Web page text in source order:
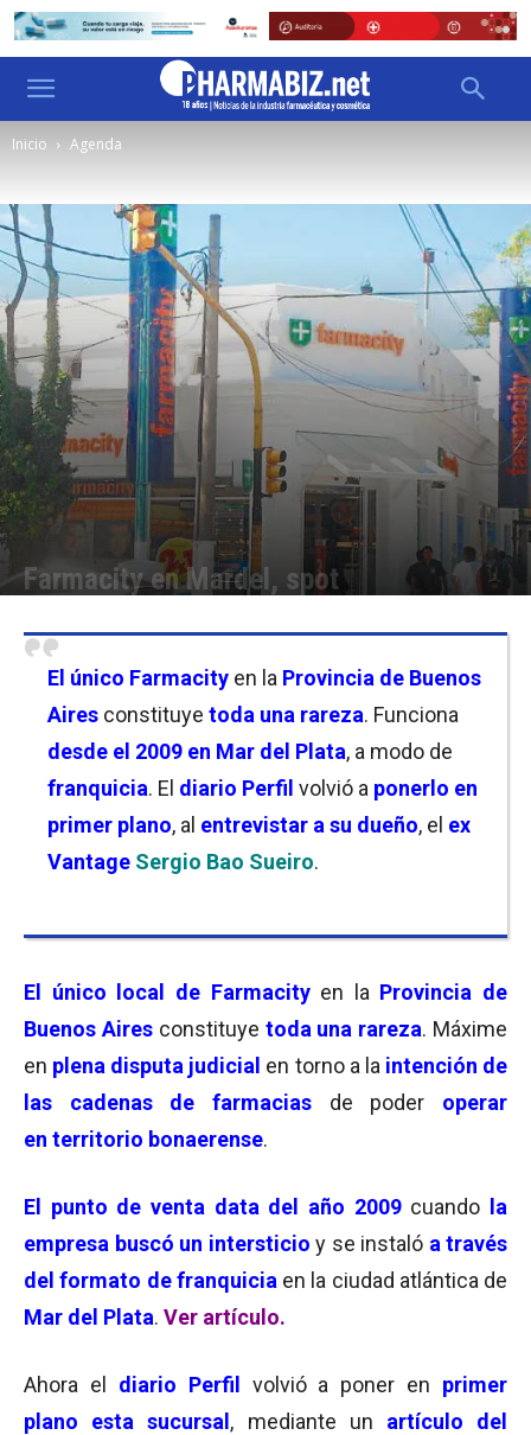
Inicio Agenda
Farmacity en Mardel, spot
El único Farmacity en la Provincia de Buenos
Aires constituye toda una rareza. Funciona
desde el 2009 en Mar del Plata, a modo de
franquicia. El diario Perfil volvió a ponerlo en
primer plano, al entrevistar a su dueño, el ex
Vantage Sergio Bao Sueiro.
El único local de Farmacity en la Provincia de
Buenos Airesconstituye toda una rareza. Máxime
en plena disputa judicial en torno a la intención de
las cadenas de farmacias de poder operar
en territorio bonaerense.
El punto de venta data del año 2009cuando
la
empresa buscó un intersticio y se instaló a través
del formato de franquicia en la ciudad atlántica de
Mar del Plata. Ver artículo.
Ahora el diario Perfil volvió a poner en primer
plano esta sucursal , mediante un artículo del